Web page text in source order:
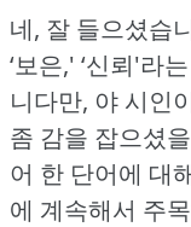
네, 잘 들으셨습
‘보은,' ‘신뢰'라
니다만, 야 시인
좀 감을 잡으셨
어 한 단어에 대
에 계속해서 주